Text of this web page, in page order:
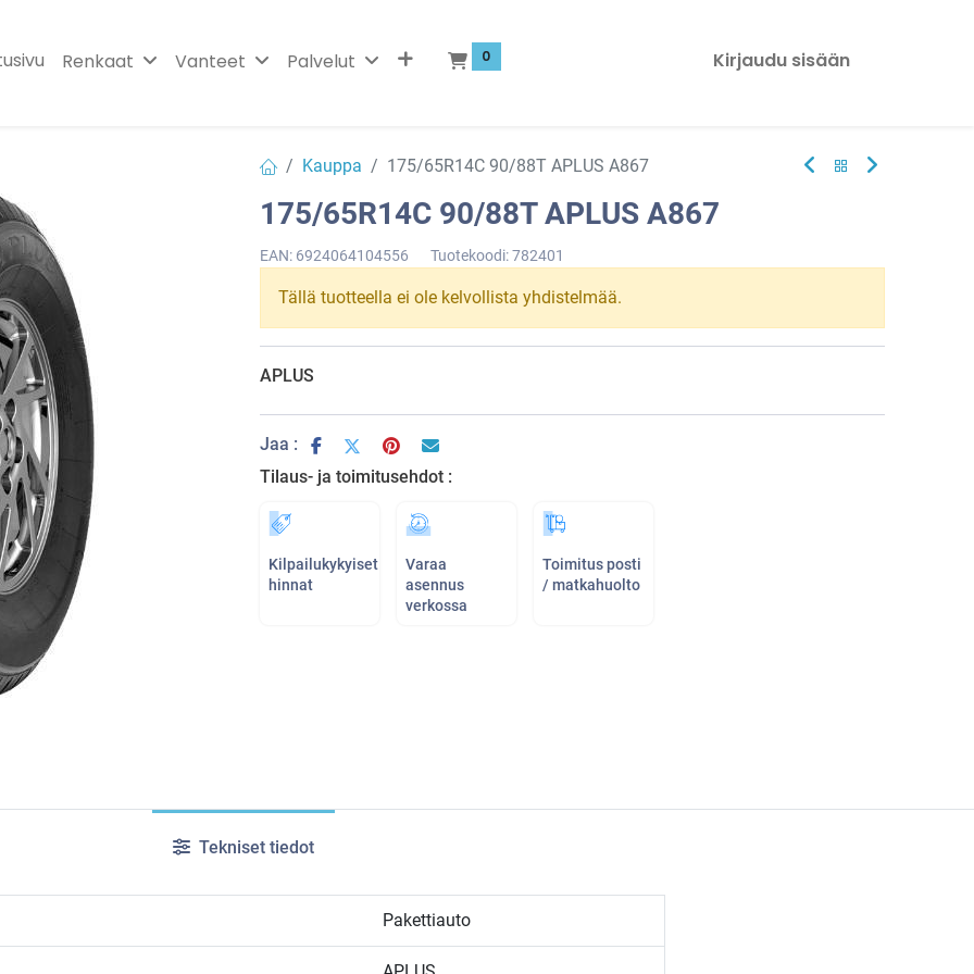
Renkaat Vanteet Palvelut 0 Kirjaudu sisään
Kauppa 175/65R14C 90/88T APLUS A867
175/65R14C 90/88T APLUS A867
EAN: 6924064104556 Tuotekoodi:782401
Tällä tuotteella ei ole kelvollista yhdistelmää.
APLUS
Jaa :
Tilaus- ja toimitusehdot :
Kilpailukykyiset
hinnat
Varaa
asennus
verkossa
Toimitus posti
/ matkahuolto
Tekniset tiedot
Pakettiauto